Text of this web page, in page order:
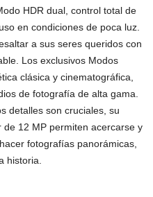
HDR dual, control total de
en condiciones de poca luz.
a sus seres queridos con
Los exclusivos Modos
clásica y cinematográfica,
de fotografía de alta gama.
detalles son cruciales, su
12 MP permiten acercarse y
fotografías panorámicas,
historia.